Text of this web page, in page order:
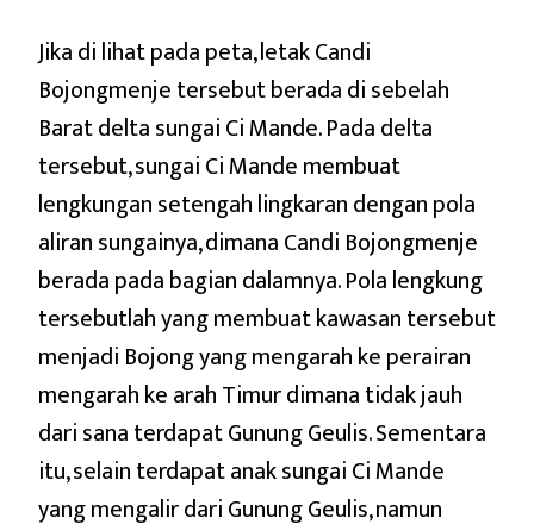
Jika di lihat pada peta, letak Candi
Bojongmenje tersebut berada di sebelah
Barat delta sungai Ci Mande. Pada delta
tersebut, sungai Ci Mande membuat
lengkungan setengah lingkaran dengan pola
aliran sungainya, dimana Candi Bojongmenje
berada pada bagian dalamnya. Pola lengkung
tersebutlah yang membuat kawasan tersebut
menjadi Bojong yang mengarah ke perairan
mengarah ke arah Timur dimana tidak jauh
dari sana terdapat Gunung Geulis. Sementara
itu, selain terdapat anak sungai Ci Mande
yang mengalir dari Gunung Geulis, namun